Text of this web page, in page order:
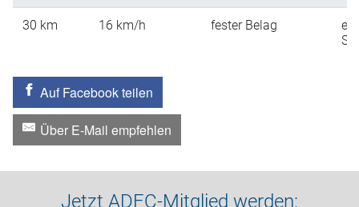
30 km 16 km/h fester Belag
Auf Facebook teilen
Über E-Mail empfehlen
Jetzt ADFC-Mitglied werden: